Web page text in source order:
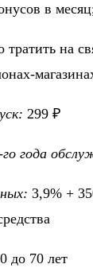
в
тратить на
299 ₽
года
3,9% +
до 70 лет